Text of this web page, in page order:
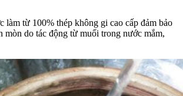
làm từ 100% thép không gi cao cấp đảm bảo
mòn do tác động từ muối trong nước mắm,